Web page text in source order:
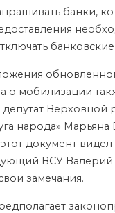
банки,
о мобилизации
депутат Верховной
народа» Марьяна
документ видел
ВСУ Валерий
замечания.